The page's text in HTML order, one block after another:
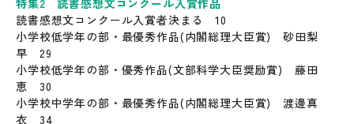
特集2 読書感想文コンクール入賞作品
読書感想文コンクール入賞者決まる 10
小学校低学年の部・最優秀作品(内閣総理大臣賞) 砂田梨
早 29
小学校低学年の部・優秀作品(文部科学大臣奨励賞) 藤田
恵 30
小学校中学年の部・最優秀作品(内閣総理大臣賞) 渡邊真
衣 34